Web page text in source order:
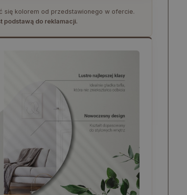
się kolorem od przedstawionego w ofercie.
podstawą do reklamacji.